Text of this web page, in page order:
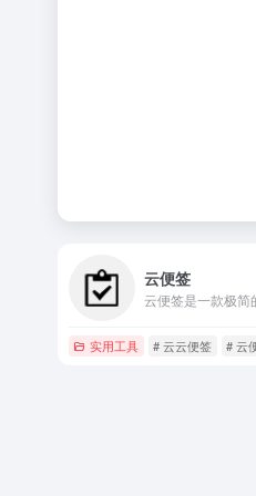
云便签
实用工具 # 云云便签 # 云